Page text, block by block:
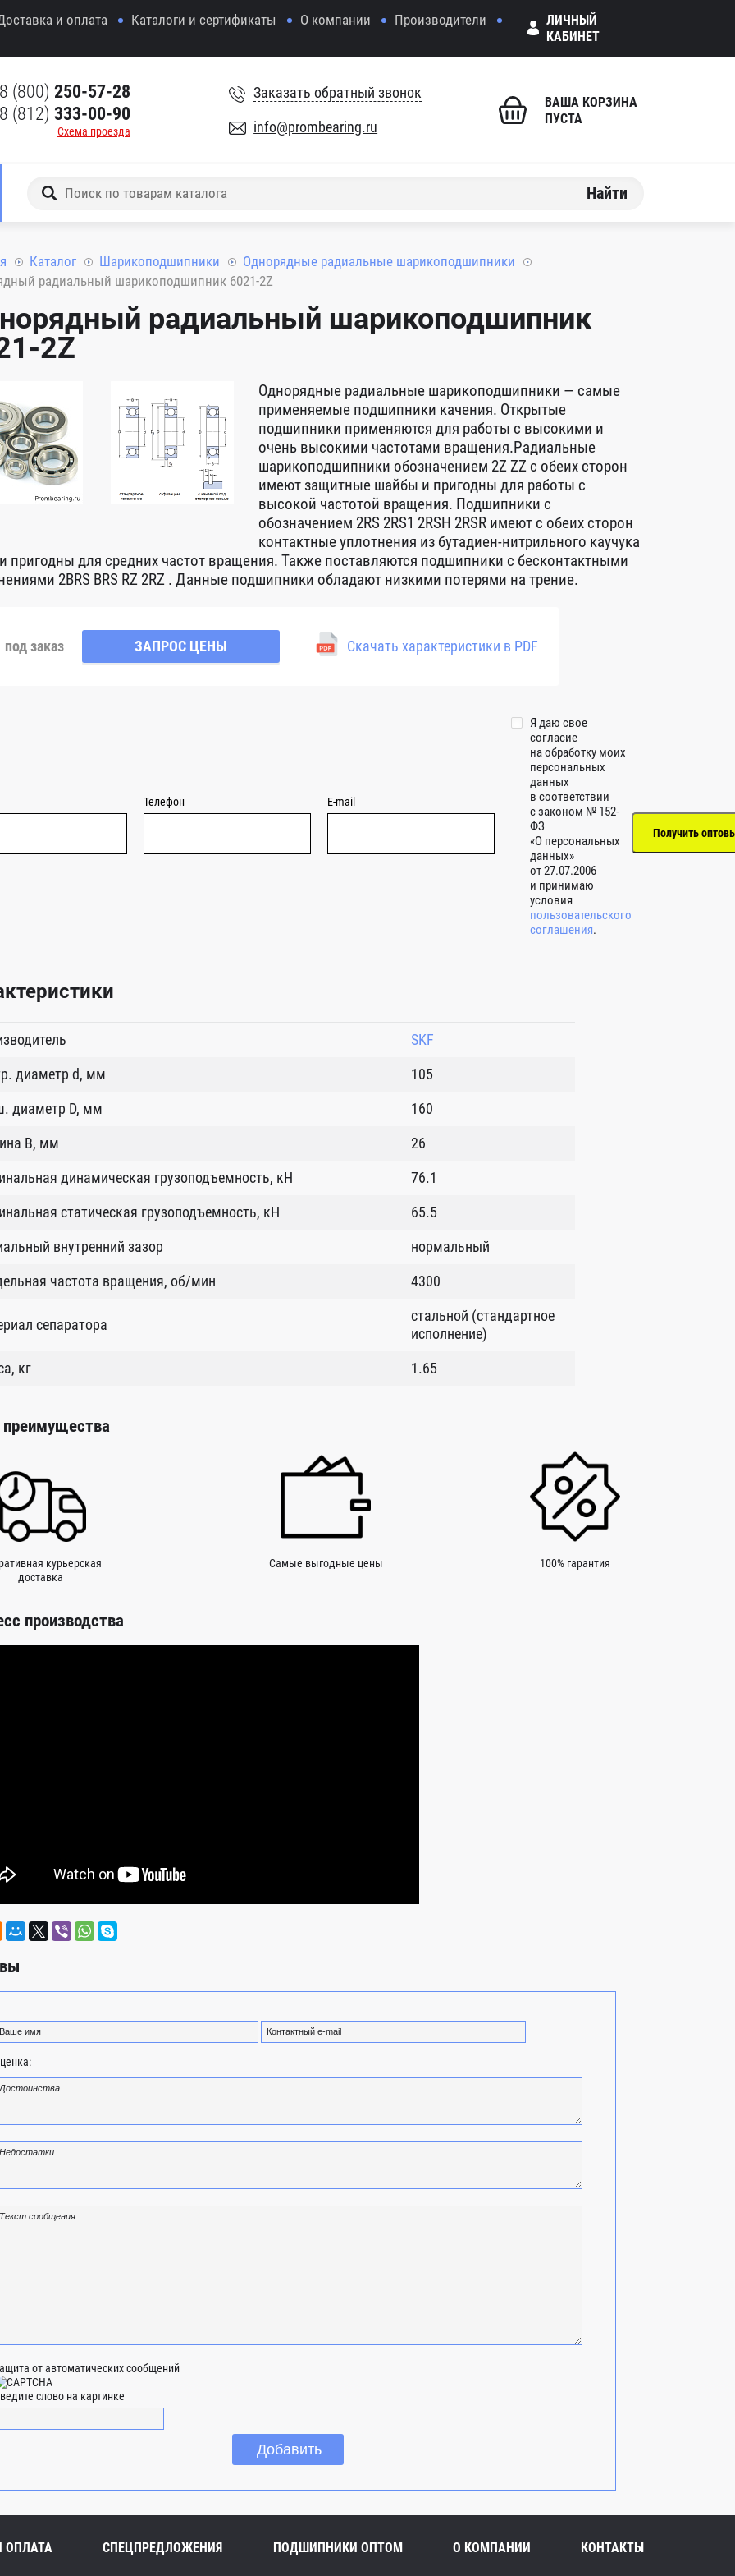
и оплата Каталоги и сертификаты О компании
Производители
ЛИЧНЫЙ
КАБИНЕТ
8 (800) 250-57-28
8 (812) 333-00-90
Схема проезда
Заказать обратный звонок
info@prombearing.ru
ВАША КОРЗИНА
ПУСТА
Найти
Каталог Шарикоподшипники
Однорядные радиальные шарикоподшипники
радиальный шарикоподшипник 6021-2Z
радиальный шарикоподшипник
2Z
Однорядные радиальные шарикоподшипники — самые
применяемые подшипники качения. Открытые
подшипники применяются для работы с высокими и
очень высокими частотами вращения.Радиальные
шарикоподшипники обозначением 2Z ZZ с обеих сторон
имеют защитные шайбы и пригодны для работы с
высокой частотой вращения. Подшипники с
обозначением 2RS 2RS1 2RSH 2RSR имеют с обеих сторон
контактные уплотнения из бутадиен-нитрильного каучука
пригодны для средних частот вращения. Также поставляются подшипники с бесконтактными
2BRS BRS RZ 2RZ . Данные подшипники обладают низкими потерями на трение.
под заказ ЗАПРОС ЦЕНЫ Скачать характеристики в PDF
Телефон E-mail
Я даю свое
согласие
на обработку моих
персональных
данных
в соответствии
с законом № 152-
ФЗ
«О персональных
данных»
от 27.07.2006
и принимаю
условия
пользовательского
соглашения.
SKF
диаметр d, мм
105
диаметр D, мм
160
B, мм
26
динамическая грузоподъемность, кН
76.1
статическая грузоподъемность, кН
65.5
внутренний зазор
нормальный
частота вращения, об/мин
4300
сепаратора
стальной (стандартное
исполнение)
кг
1.65
курьерская
доставка
Самые выгодные цены 100% гарантия
производства
от автоматических сообщений
слово на картинке
ОПЛАТА СПЕЦПРЕДЛОЖЕНИЯ ПОДШИПНИКИ ОПТОМ О КОМПАНИИ КОНТАКТЫ